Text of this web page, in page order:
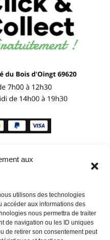
aux
utilisons des technologies
accéder aux informations des
nous permettra de traiter
de navigation ou les ID uniques
de retirer son consentement peut